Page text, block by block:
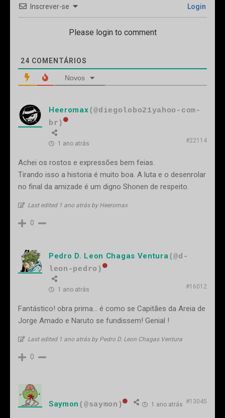
Inscrever-se Login
Please login to comment
24 COMENTÁRIOS
Novos
Heeromax(@diegolobo21yahoo-com-
br)
1 ano atrás #22114
Achei os rostos e expressões bem feias.
Tirando isso a historia é muito boa. A luta e o desenrolar
no final da amizade é um digno Shonen de respeito.
Last edited 1 ano atrás by Heeromax
0
Pedro D. Leon Chagas Ventura (@d-
leon-pedro)
1 ano atrás #16012
Fantástico! obra prima... é como se Capitães da Areia de
Jorge Amado e Naruto se fundissem! Genial !
Last edited 1 ano atrás by Pedro D. Leon Chagas Ventura
0
Saymon (@saymon) 1 ano atrás #13045